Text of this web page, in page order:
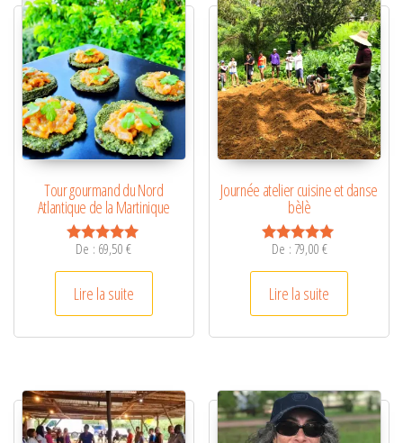
Tour gourmand du Nord
Atlantique de la Martinique
Note
De : 69,50€
Lire la suite
Journée atelier cuisine et danse
bèlè
Note
De : 79,00€
Lire la suite